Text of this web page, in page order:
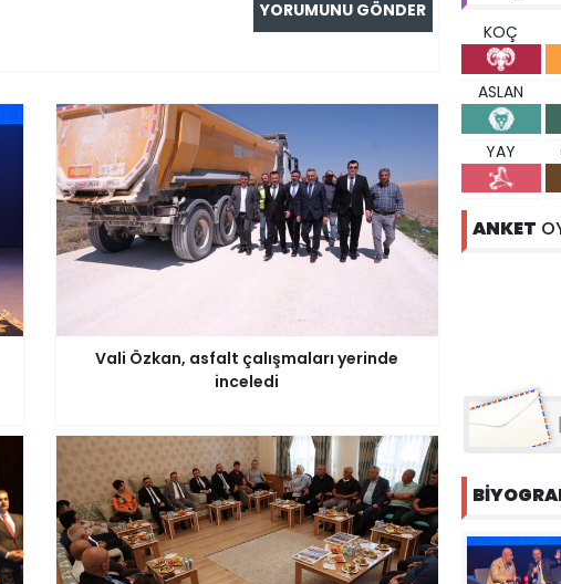
Vali Özkan, asfalt çalışmaları yerinde
inceledi
KOÇ
ASLAN
YAY
ANKET